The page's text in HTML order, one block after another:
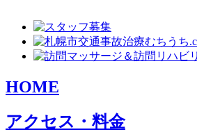
HOME
アクセス・料金